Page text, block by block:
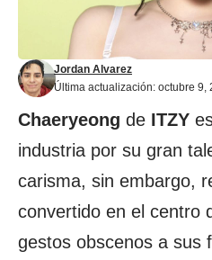
Última actualización: octubre 9,
Jordan Alvarez
Chaeryeong de ITZY
industria por su gran
carisma, sin embargo,
convertido en el centro
gestos obscenos a sus